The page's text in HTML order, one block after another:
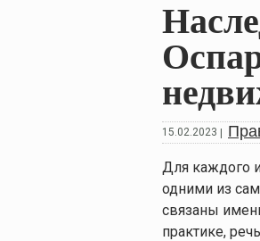
15.02.2023
Для каждого
одними из
связаны
практике,